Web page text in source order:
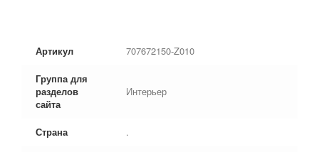
Артикул 707672150-Z010
Группа для
разделов
сайта
Интерьер
Страна .